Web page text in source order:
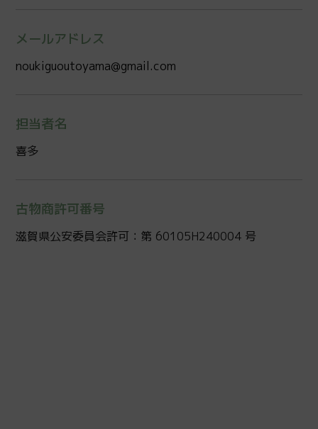
メールアドレス
noukiguoutoyama@gmail.com
担当者名
喜多
古物商許可番号
滋賀県公安委員会許可：第 60105H240004 号